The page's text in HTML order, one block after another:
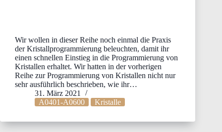
Wir wollen in dieser Reihe noch einmal die Praxis
der Kristallprogrammierung beleuchten, damit ihr
einen schnellen Einstieg in die Programmierung von
Kristallen erhaltet. Wir hatten in der vorherigen
Reihe zur Programmierung von Kristallen nicht nur
sehr ausführlich beschrieben, wie ihr…
31. März 2021
A0401-A0600
Kristalle